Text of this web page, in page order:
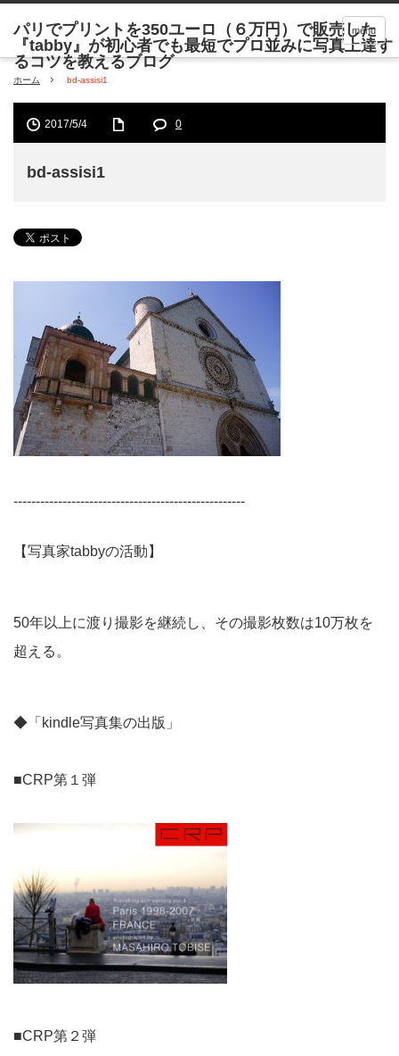
menu
ホーム bd-assisi1
2017/5/4 0
bd-assisi1
----------------------------------------------------
【写真家tabbyの活動】
50年以上に渡り撮影を継続し、その撮影枚数は10万枚を
超える。
◆「kindle写真集の出版」
■CRP第１弾
■CRP第２弾